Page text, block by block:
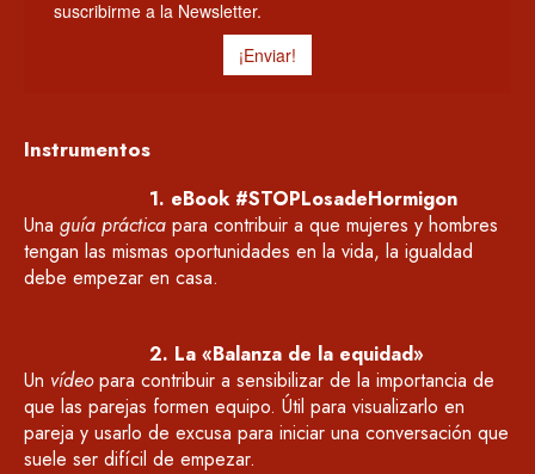
Instrumentos
1. eBook #STOPLosadeHormigon
Una guía práctica para contribuir a que mujeres y hombres
tengan las mismas oportunidades en la vida, la igualdad
debe empezar en casa.
2. La «Balanza de la equidad»
Un vídeopara contribuir a sensibilizar de la importancia de
que las parejas formen equipo. Útil para visualizarlo en
pareja y usarlo de excusa para iniciar una conversación que
suele ser difícil de empezar.